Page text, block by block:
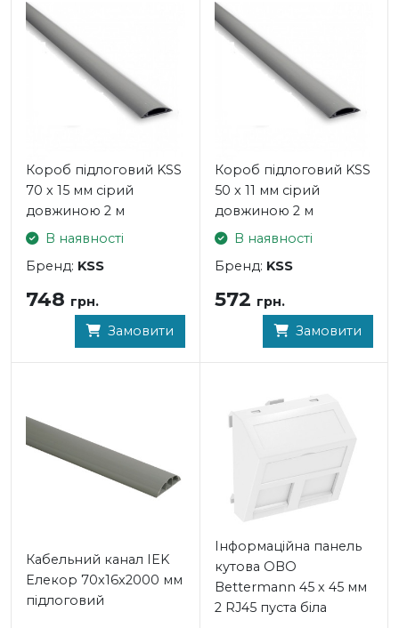
Короб підлоговий KSS
70 x 15 мм сірий
довжиною 2 м
В наявності
Бренд: KSS
748 грн.
Замовити
Короб підлоговий KSS
50 x 11 мм сірий
довжиною 2 м
В наявності
Бренд: KSS
572 грн.
Замовити
Кабельний канал IEK
Елекор 70x16x2000 мм
підлоговий
Інформаційна панель
кутова OBO
Bettermann 45 х 45 мм
2 RJ45 пуста біла